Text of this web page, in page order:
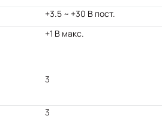
+3.5 ~ +30 В пост.
+1 В макс.
3
3